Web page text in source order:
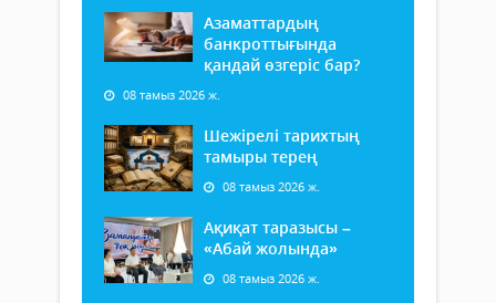
Азаматтардың
банкроттығында
қандай өзгеріс бар?
08 тамыз 2026 ж.
Шежірелі тарихтың
тамыры терең
08 тамыз 2026 ж.
Ақиқат таразысы –
«Абай жолында»
08 тамыз 2026 ж.